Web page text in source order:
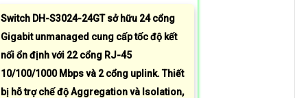
Switch DH-S3024-24GT sở hữu 24 cổng
Gigabit unmanaged cung cấp tốc độ kết
nối ổn định với 22 cổng RJ-45
10/100/1000 Mbps và 2 cổng uplink. Thiết
bị hỗ trợ chế độ Aggregation và Isolation,